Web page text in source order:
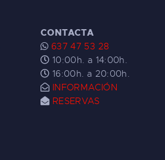
CONTACTA
637 47 53 28
10:00h. a 14:00h.
16:00h. a 20:00h.
INFORMACIÓN
RESERVAS